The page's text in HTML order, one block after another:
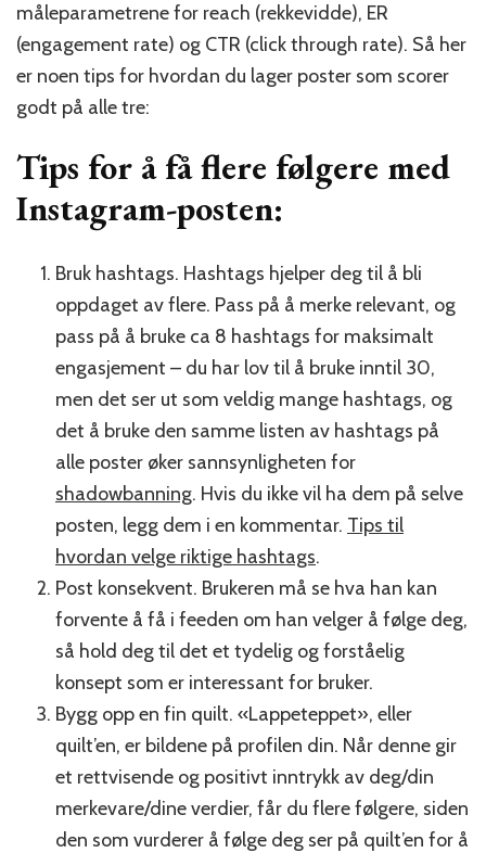
måleparametrene for reach (rekkevidde), ER
(engagement rate) og CTR (click through rate). Så her
er noen tips for hvordan du lager poster som scorer
godt på alle tre:
Tips for å få flere følgere med
Instagram-posten:
Bruk hashtags. Hashtags hjelper deg til å bli
oppdaget av flere. Pass på å merke relevant, og
pass på å bruke ca 8 hashtags for maksimalt
engasjement – du har lov til å bruke inntil 30,
men det ser ut som veldig mange hashtags, og
det å bruke den samme listen av hashtags på
alle poster øker sannsynligheten for
shadowbanning. Hvis du ikke vil ha dem på selve
posten, legg dem i en kommentar. Tips til
hvordan velge riktige hashtags.
Post konsekvent. Brukeren må se hva han kan
forvente å få i feeden om han velger å følge deg,
så hold deg til det et tydelig og forståelig
konsept som er interessant for bruker.
Bygg opp en fin quilt. «Lappeteppet», eller
quilt’en, er bildene på profilen din. Når denne gir
et rettvisende og positivt inntrykk av deg/din
merkevare/dine verdier, får du flere følgere, siden
den som vurderer å følge deg ser på quilt’en for å